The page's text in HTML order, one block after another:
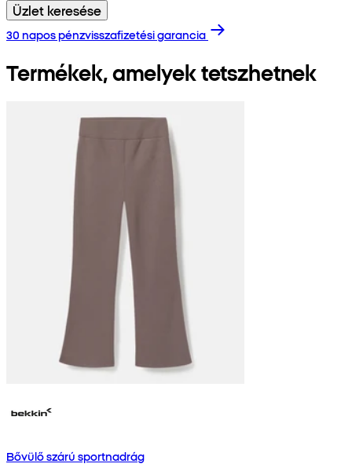
Üzlet keresése
30 napos pénzvisszafizetési garancia
Termékek, amelyek tetszhetnek
Bővülő szárú sportnadrág